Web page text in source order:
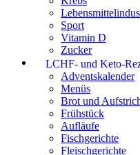
Sport
Vitamin D
Zucker
LCHF- und Keto-
Adventskalender
Menüs
Brot und
Frühstück
Aufläufe
Fischgerichte
Fleischgerichte